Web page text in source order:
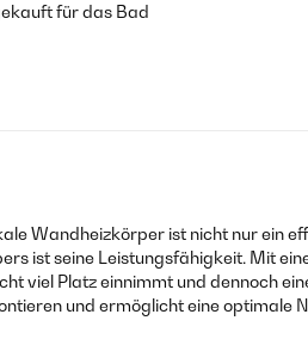
für das Bad
Wandheizkörper ist nicht nur ein
ist seine Leistungsfähigkeit. Mit
viel Platz einnimmt und dennoch
und ermöglicht eine optimale